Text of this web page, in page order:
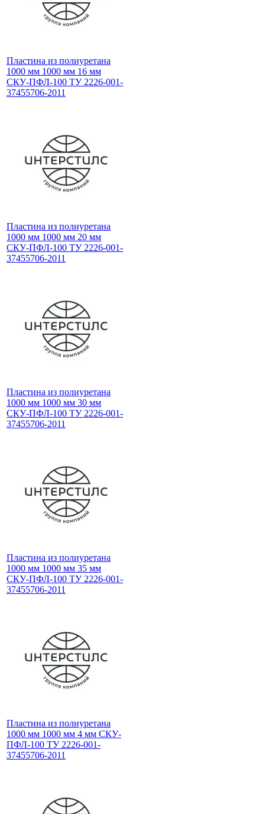
Пластина из полиуретана
1000 мм 1000 мм 16 мм
СКУ-ПФЛ-100 ТУ 2226-001-
37455706-2011
Пластина из полиуретана
1000 мм 1000 мм 20 мм
СКУ-ПФЛ-100 ТУ 2226-001-
37455706-2011
Пластина из полиуретана
1000 мм 1000 мм 30 мм
СКУ-ПФЛ-100 ТУ 2226-001-
37455706-2011
Пластина из полиуретана
1000 мм 1000 мм 35 мм
СКУ-ПФЛ-100 ТУ 2226-001-
37455706-2011
Пластина из полиуретана
1000 мм 1000 мм 4 мм СКУ-
ПФЛ-100 ТУ 2226-001-
37455706-2011